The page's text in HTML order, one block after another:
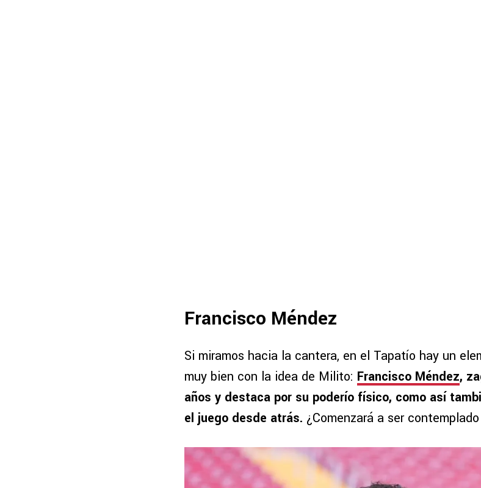
Francisco Méndez
Si miramos hacia la cantera, en el Tapatío hay un
muy bien con la idea de Milito: Francisco Méndez,
años y destaca por su poderío físico, como así
el juego desde atrás. ¿Comenzará a ser